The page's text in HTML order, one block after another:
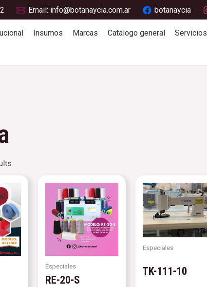
Email: info@botanaycia.com.ar botanaycia
Insumos Marcas Catálogo general Servicios
Especiales
RE-20-S
Especiales
TK-111-10